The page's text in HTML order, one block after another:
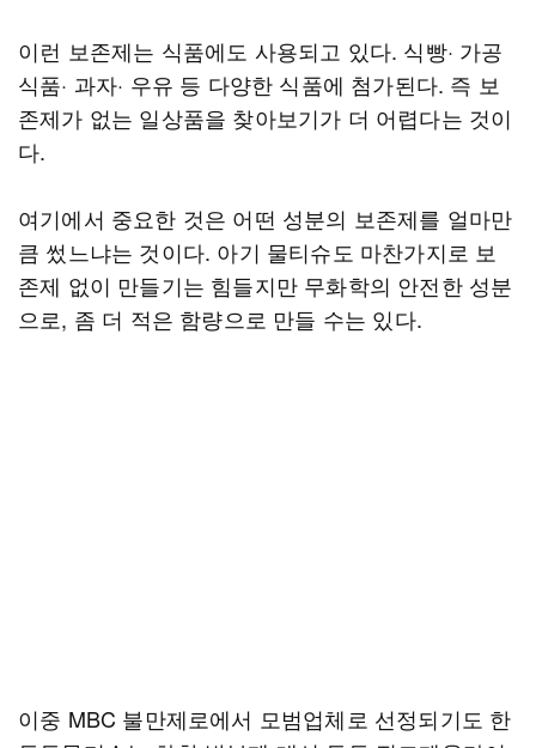
이런 보존제는 식품에도 사용되고 있다. 식빵· 가공
식품· 과자· 우유 등 다양한 식품에 첨가된다. 즉 보
존제가 없는 일상품을 찾아보기가 더 어렵다는 것이
다.
여기에서 중요한 것은 어떤 성분의 보존제를 얼마만
큼 썼느냐는 것이다. 아기 물티슈도 마찬가지로 보
존제 없이 만들기는 힘들지만 무화학의 안전한 성분
으로, 좀 더 적은 함량으로 만들 수는 있다.
이중 MBC 불만제로에서 모범업체로 선정되기도 한